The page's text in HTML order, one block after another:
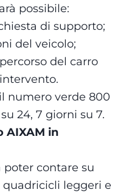
possibile:
di supporto;
del veicolo;
del carro
numero verde 800
24, 7 giorni su 7.
AIXAM in
poter contare su
leggeri e